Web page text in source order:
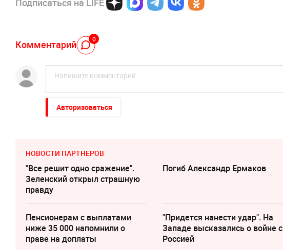
Подписаться на LIFE
Комментарий 0
Авторизоваться
НОВОСТИ ПАРТНЕРОВ
"Все решит одно сражение".
Зеленский открыл страшную
правду
Погиб Александр Ермаков
Пенсионерам с выплатами
ниже 35 000 напомнили о
праве на доплаты
"Придется нанести удар". На
Западе высказались о войне с
Россией